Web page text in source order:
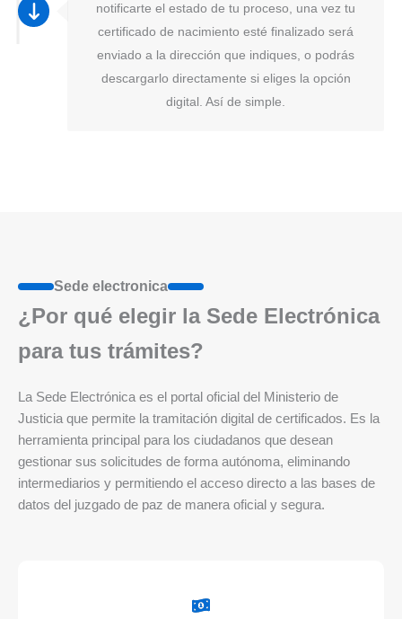
notificarte el estado de tu proceso, una vez tu
certificado de nacimiento esté finalizado será
enviado a la dirección que indiques, o podrás
descargarlo directamente si eliges la opción
digital. Así de simple.
Sede electronica
¿Por qué elegir la Sede Electrónica
para tus trámites?
La Sede Electrónica es el portal oficial del Ministerio de
Justicia que permite la tramitación digital de certificados. Es la
herramienta principal para los ciudadanos que desean
gestionar sus solicitudes de forma autónoma, eliminando
intermediarios y permitiendo el acceso directo a las bases de
datos del juzgado de paz de manera oficial y segura.